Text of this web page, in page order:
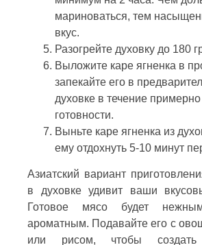
мариноваться, тем
вкус.
Разогрейте духовку до 180
Выложите каре ягненка в
запекайте его в
духовке в течение
готовности.
Выньте каре ягненка из
ему отдохнуть 5-10 минут
Азиатский вариант
в духовке удивит ваши
Готовое мясо будет
ароматным. Подавайте его с
или рисом, чтобы создать